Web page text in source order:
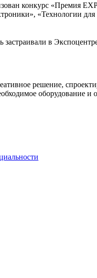
конкурс «Премия
«Технологии
в
решение,
оборудование и